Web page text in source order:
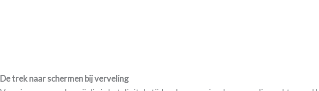
De trek naar schermen bij verveling